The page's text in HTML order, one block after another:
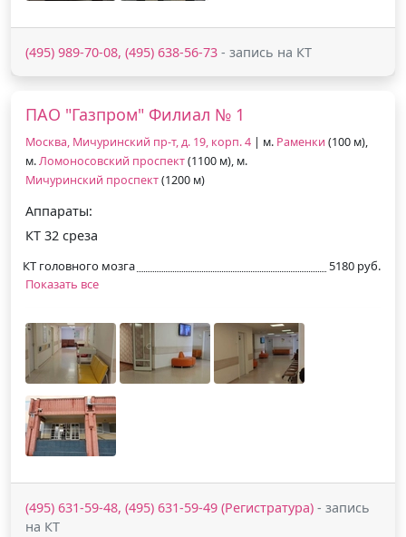
(495) 989-70-08, (495) 638-56-73 - запись на КТ
ПАО "Газпром" Филиал № 1
Москва, Мичуринский пр-т, д. 19, корп. 4 | м. Раменки (100 м),
м.Ломоносовский проспект(1100 м), м.
Мичуринский проспект(1200 м)
Аппараты:
КТ 32 среза
КТ головного мозга
5180 руб.
Показать все
(495) 631-59-48, (495) 631-59-49 (Регистратура) - запись
на КТ